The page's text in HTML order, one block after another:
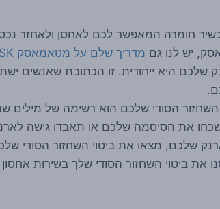
חומרה המאפשר לכם לאחסן ולאחזר
יש לנו גם מדריך שלם על מטאמאסק METAMASK
שלכם היא ייחודית. זו הכתובת שאנשים
השחזור הסודי שלכם הוא רשימה של מילים
את הסיסמה שלכם או תאבדו גישה
שלכם, מצאו את ביטוי השחזור הסודי
ביטוי השחזור הסודי שלך בשירות אחסון